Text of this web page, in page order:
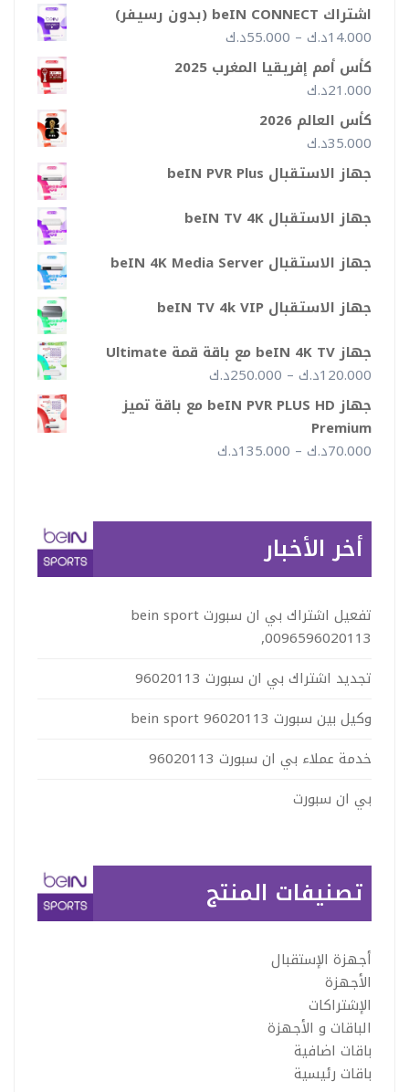
اشتراك beIN CONNECT (بدون رسيفر)
14.000د.ك –
55.000د.كنطاق
السعر:
من
كأس أمم إفريقيا المغرب 2025
21.000د.ك
كأس العالم 2026
35.000د.ك
جهاز الاستقبال beIN PVR Plus
جهاز الاستقبال beIN TV 4K
جهاز الاستقبال beIN 4K Media Server
جهاز الاستقبال beIN TV 4k VIP
جهاز beIN 4K TV مع باقة قمة Ultimate
120.000د.ك –
250.000د.كنطاق
السعر:
من
جهاز beIN PVR PLUS HD مع باقة تميز
Premium
70.000د.ك –
135.000د.كنطاق
أخر الأخبار
تفعيل اشتراك بي ان سبورت bein sport
,0096596020113
تجديد اشتراك بي ان سبورت 96020113
وكيل بين سبورت 96020113 bein sport
خدمة عملاء بي ان سبورت 96020113
بي ان سبورت
تصنيفات المنتج
أجهزة الإستقبال
الأجهزة
الإشتراكات
الباقات و الأجهزة
باقات اضافية
باقات رئيسية